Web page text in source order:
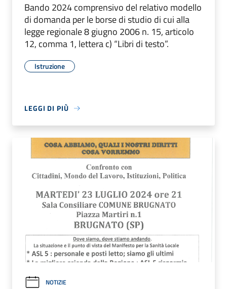
Bando 2024 comprensivo del relativo modello
di domanda per le borse di studio di cui alla
legge regionale 8 giugno 2006 n. 15, articolo
12, comma 1, lettera c) “Libri di testo”.
Istruzione
LEGGI DI PIÙ
NOTIZIE